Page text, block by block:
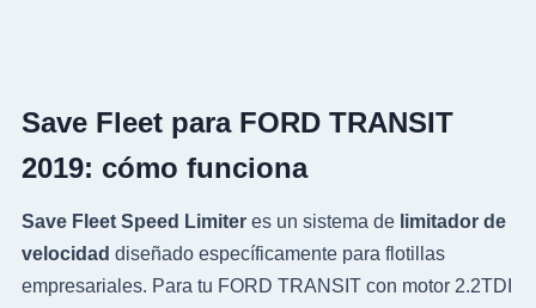
Save Fleet para FORD TRANSIT
2019: cómo funciona
Save Fleet Speed Limiteres un sistema de limitador de
velocidad diseñado específicamente para flotillas
empresariales. Para tu FORD TRANSIT con motor 2.2TDI